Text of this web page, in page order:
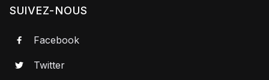
SUIVEZ-NOUS
 Facebook
 Twitter